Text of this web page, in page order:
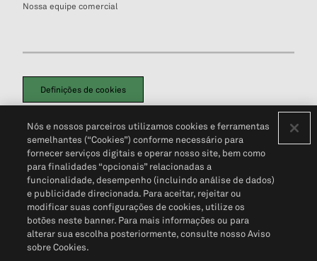
Nossa equipe comercial
Definições de cookies
Política de PrivacidadePortal de privacidade do cliente (em inglês)
Não Venda Minhas Informações Pessoais© 2026 S&P Global
Nós e nossos parceiros utilizamos cookies e ferramentas
semelhantes (“Cookies”) conforme necessário para
fornecer serviços digitais e operar nosso site, bem como
para finalidades “opcionais” relacionadas a
funcionalidade, desempenho (incluindo análise de dados)
e publicidade direcionada. Para aceitar, rejeitar ou
modificar suas configurações de cookies, utilize os
botões neste banner. Para mais informações ou para
alterar sua escolha posteriormente, consulte nosso Aviso
sobre Cookies.